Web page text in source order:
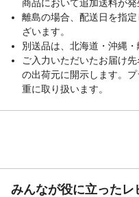
商品において追加送料が発
離島の場合、配送日を指
ざいます。
別送品は、北海道・沖縄
ご入力いただいたお届け
の出荷元に開示します。
重に取り扱います。
みんなが役に立ったレ